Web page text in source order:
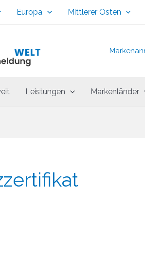
Europa Mittlerer Osten
Leistungen Markenländer